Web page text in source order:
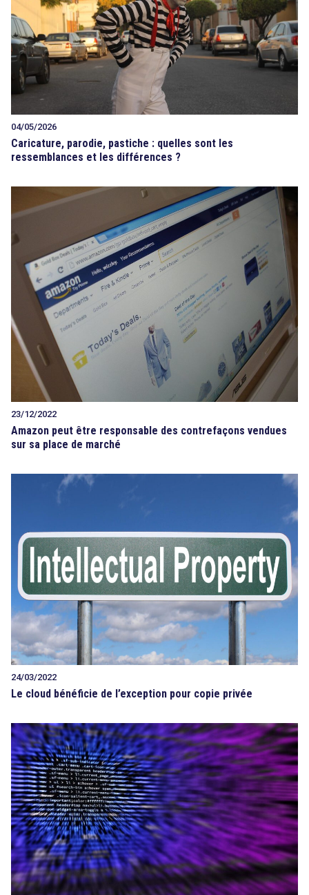
04/05/2026
Caricature, parodie, pastiche : quelles sont les
ressemblances et les différences ?
23/12/2022
Amazon peut être responsable des contrefaçons vendues
sur sa place de marché
24/03/2022
Le cloud bénéficie de l’exception pour copie privée